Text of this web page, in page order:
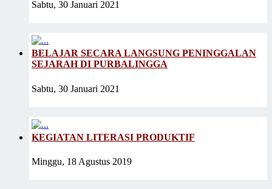
Sabtu, 30 Januari 2021
BELAJAR SECARA LANGSUNG PENINGGALAN
SEJARAH DI PURBALINGGA
Sabtu, 30 Januari 2021
KEGIATAN LITERASI PRODUKTIF
Minggu, 18 Agustus 2019